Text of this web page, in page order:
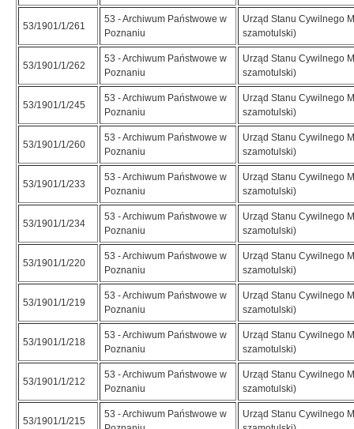
53/1901/1/261
53 - Archiwum Państwowe w
Poznaniu
Urząd Stanu Cywilnego
szamotulski)
53/1901/1/262
53 - Archiwum Państwowe w
Poznaniu
Urząd Stanu Cywilnego
szamotulski)
53/1901/1/245
53 - Archiwum Państwowe w
Poznaniu
Urząd Stanu Cywilnego
szamotulski)
53/1901/1/260
53 - Archiwum Państwowe w
Poznaniu
Urząd Stanu Cywilnego
szamotulski)
53/1901/1/233
53 - Archiwum Państwowe w
Poznaniu
Urząd Stanu Cywilnego
szamotulski)
53/1901/1/234
53 - Archiwum Państwowe w
Poznaniu
Urząd Stanu Cywilnego
szamotulski)
53/1901/1/220
53 - Archiwum Państwowe w
Poznaniu
Urząd Stanu Cywilnego
szamotulski)
53/1901/1/219
53 - Archiwum Państwowe w
Poznaniu
Urząd Stanu Cywilnego
szamotulski)
53/1901/1/218
53 - Archiwum Państwowe w
Poznaniu
Urząd Stanu Cywilnego
szamotulski)
53/1901/1/212
53 - Archiwum Państwowe w
Poznaniu
Urząd Stanu Cywilnego
szamotulski)
53/1901/1/215
53 - Archiwum Państwowe w
Urząd Stanu Cywilnego